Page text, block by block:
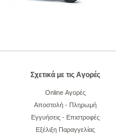
Σχετικά με τις Αγορές
Online Αγορές
Αποστολή - Πληρωμή
Εγγυήσεις - Επιστροφές
Εξέλιξη Παραγγελίας